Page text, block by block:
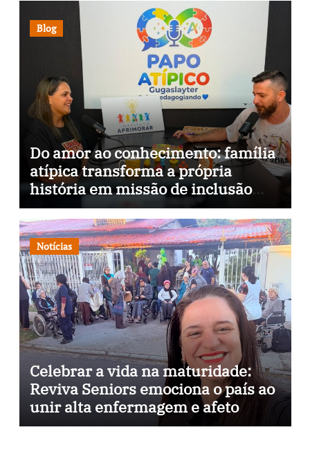
Blog
Do amor ao conhecimento: família
atípica transforma a própria
história em missão de inclusão
através da psicopedagogia, podcast
e arte nas ruas
Notícias
Celebrar a vida na maturidade:
Reviva Seniors emociona o país ao
unir alta enfermagem e afeto